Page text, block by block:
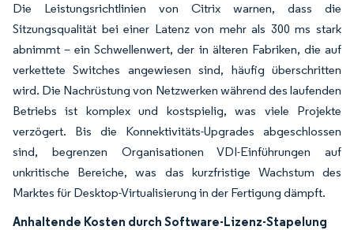
Die Leistungsrichtlinien von Citrix warnen, dass die
Sitzungsqualität bei einer Latenz von mehr als 300 ms stark
abnimmt – ein Schwellenwert, der in älteren Fabriken, die auf
verkettete Switches angewiesen sind, häufig überschritten
wird. Die Nachrüstung von Netzwerken während des laufenden
Betriebs ist komplex und kostspielig, was viele Projekte
verzögert. Bis die Konnektivitäts-Upgrades abgeschlossen
sind, begrenzen Organisationen VDI-Einführungen auf
unkritische Bereiche, was das kurzfristige Wachstum des
Marktes für Desktop-Virtualisierung in der Fertigung dämpft.
Anhaltende Kosten durch Software-Lizenz-Stapelung